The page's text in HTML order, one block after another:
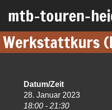
mtb-touren-
Werkstattkurs
Datum/Zeit
28. Januar 2023
18:00 - 21:30